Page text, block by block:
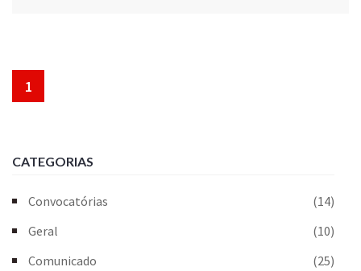
1
CATEGORIAS
Convocatórias
(14)
Geral
(10)
Comunicado
(25)